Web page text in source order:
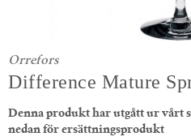
Orrefors
Difference Mature
Denna produkt har utgått ur vårt
nedan för ersättningsprodukt